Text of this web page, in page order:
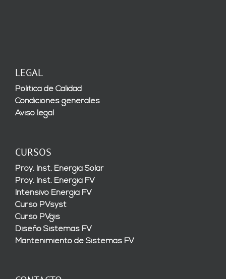
LEGAL
Política de Calidad
Condiciones generales
Aviso legal
CURSOS
Proy. Inst. Energía Solar
Proy. Inst. Energía FV
Intensivo Energía FV
Curso PVsyst
Curso PVgis
Diseño Sistemas FV
Mantenimiento de Sistemas FV